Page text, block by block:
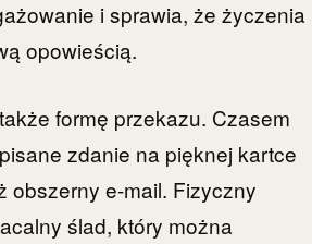
i sprawia, że życzenia
opowieścią.
formę przekazu. Czasem
zdanie na pięknej kartce
obszerny e-mail. Fizyczny
ślad, który można